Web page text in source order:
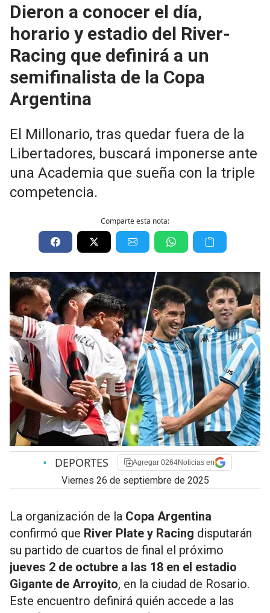
Dieron a conocer el día,
horario y estadio del River-
Racing que definirá a un
semifinalista de la Copa
Argentina
El Millonario, tras quedar fuera de la
Libertadores, buscará imponerse ante
una Academia que sueña con la triple
competencia.
Comparte esta nota:
• DEPORTES Agregar 0264Noticias en
viernes 26 de septiembre de 2025
La organización de la Copa Argentina
confirmó que River Plate y Racing disputarán
su partido de cuartos de final el próximo
jueves 2 de octubre a las 18 en el estadio
Gigante de Arroyito, en la ciudad de Rosario.
Este encuentro definirá quién accede a las